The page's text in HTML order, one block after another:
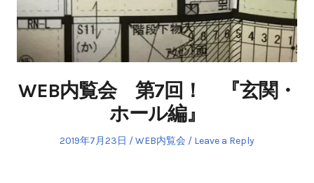
WEB内覧会 第7回！ 『玄関・
ホール編』
Posted
2019年7月23日
Posted
WEB内覧会 Leave a Reply